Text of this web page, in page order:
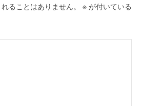
ることはありません。 ※ が付いている